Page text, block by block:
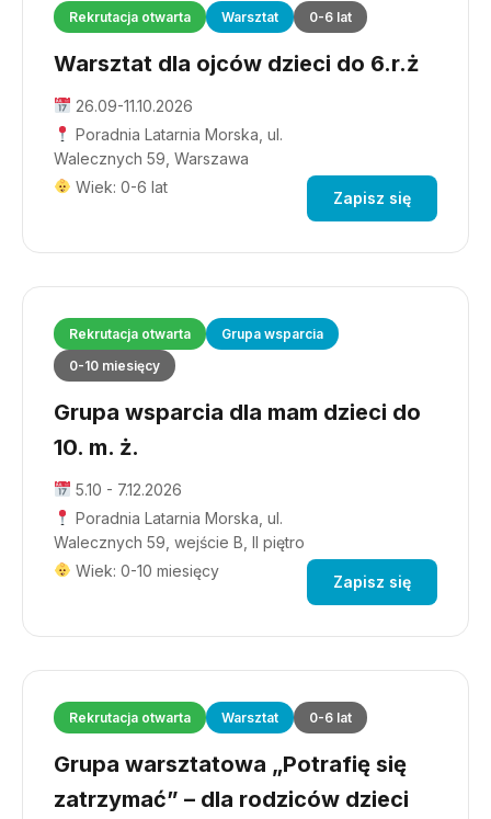
Rekrutacja otwarta Warsztat 0-6 lat
Warsztat dla ojców dzieci do 6.r.ż
26.09-11.10.2026
Poradnia Latarnia Morska, ul.
Walecznych 59, Warszawa
Wiek: 0-6 lat
Zapisz się
Rekrutacja otwarta
Grupa wsparcia
0-10 miesięcy
Grupa wsparcia dla mam dzieci do
10. m. ż.
5.10 - 7.12.2026
Poradnia Latarnia Morska, ul.
Walecznych 59, wejście B, II piętro
Wiek: 0-10 miesięcy
Zapisz się
Rekrutacja otwarta Warsztat 0-6 lat
Grupa warsztatowa „Potrafię się
zatrzymać” – dla rodziców dzieci